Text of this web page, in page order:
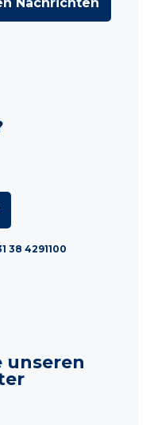
38 4291100
unseren